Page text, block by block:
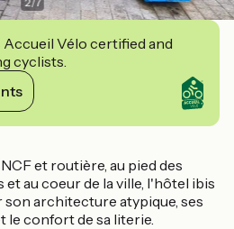
Accueil Vélo certified and
cyclists.
et routière, au pied des
et au coeur de la ville, l'hôtel ibis
son architecture atypique, ses
le confort de sa literie.